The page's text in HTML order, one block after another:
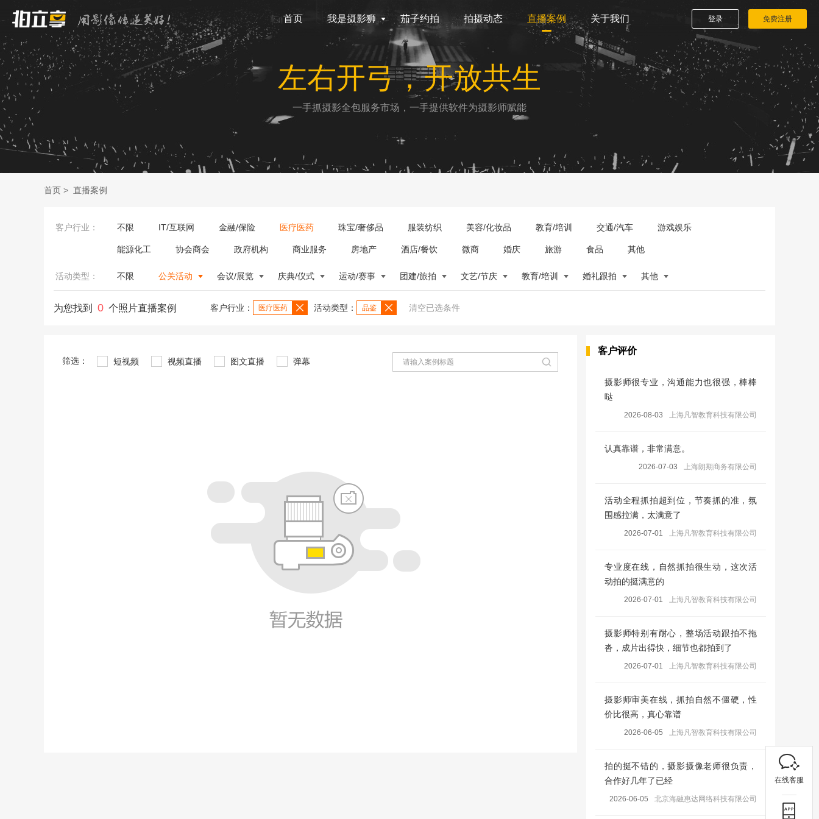
首页 我是摄影狮 茄子约拍 拍摄动态 直播案例 关于我们 登录 免费注册
左右开弓，开放共生
一手抓摄影全包服务市场，一手提供软件为摄影师赋能
首页 > 直播案例
客户行业： 不限 IT/互联网 金融/保险 医疗医药 珠宝/奢侈品 服装纺织 美容/化妆品 教育/培训 交通/汽车 游戏娱乐
能源化工 协会商会 政府机构 商业服务 房地产 酒店/餐饮 微商 婚庆 旅游 食品 其他
活动类型： 不限 公关活动 会议/展览 庆典/仪式 运动/赛事 团建/旅拍 文艺/节庆 教育/培训 婚礼跟拍 其他
为您找到 0 个照片直播案例 客户行业： 医疗医药 活动类型： 品鉴 清空已选条件
筛选： 短视频 视频直播 图文直播 弹幕
客户评价
摄影师很专业，沟通能力也很强，棒棒
哒
2026-08-03 上海凡智教育科技有限公司
认真靠谱，非常满意。
2026-07-03 上海朗期商务有限公司
活动全程抓拍超到位，节奏抓的准，氛
围感拉满，太满意了
2026-07-01 上海凡智教育科技有限公司
专业度在线，自然抓拍很生动，这次活
动拍的挺满意的
2026-07-01 上海凡智教育科技有限公司
摄影师特别有耐心，整场活动跟拍不拖
沓，成片出得快，细节也都拍到了
2026-07-01 上海凡智教育科技有限公司
摄影师审美在线，抓拍自然不僵硬，性
价比很高，真心靠谱
2026-06-05 上海凡智教育科技有限公司
拍的挺不错的，摄影摄像老师很负责，
合作好几年了已经
2026-06-05 北京海融惠达网络科技有限公司
在线客服